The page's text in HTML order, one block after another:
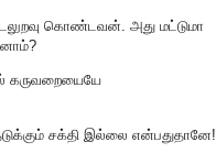
கொண்டவன். அது மட்டுமா
கருவறையையே
சக்தி இல்லை என்பதுதானே!